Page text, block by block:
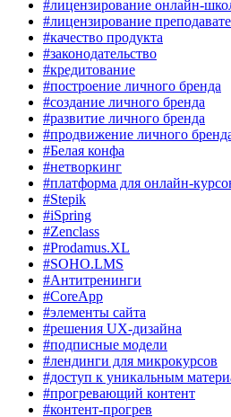
#лицензирование онлайн-
#лицензирование
#качество продукта
#законодательство
#кредитование
#построение личного бренда
#создание личного бренда
#развитие личного бренда
#продвижение личного
#Белая конфа
#нетворкинг
#платформа для онлайн-
#Stepik
#iSpring
#Zenclass
#Prodamus.XL
#SOHO.LMS
#Антитренинги
#CoreApp
#элементы сайта
#решения UX-дизайна
#подписные модели
#лендинги для микрокурсов
#доступ к уникальным
#прогревающий контент
#контент-прогрев